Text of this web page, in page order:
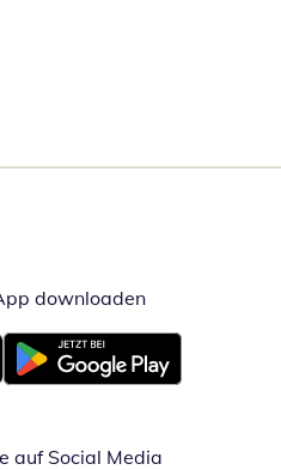
downloadenÖffnet in
Öffnet in neuem Fenster
auf Social Media